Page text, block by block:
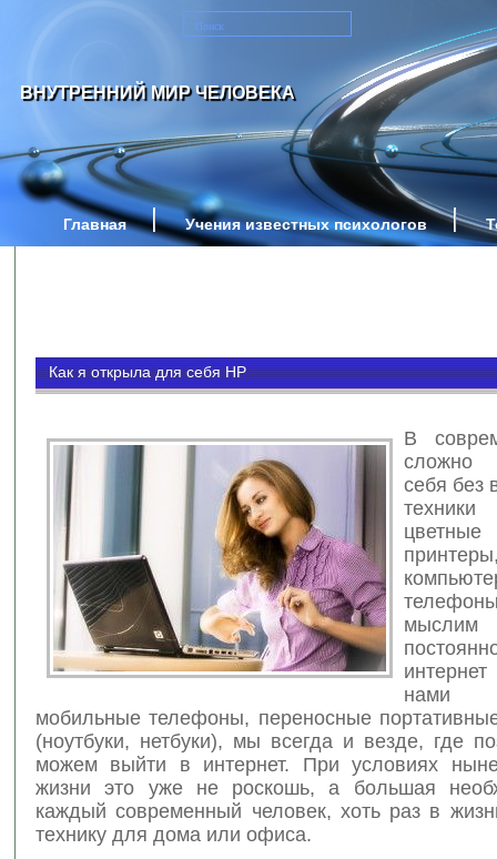
ВНУТРЕННИЙ МИР ЧЕЛОВЕКА
Главная Учения известных психологов
Как я открыла для себя HP
В
сложно
себя без
нами
мобильные телефоны, переносные
(ноутбуки, нетбуки), мы всегда и везде, где
можем выйти в интернет. При условиях
жизни это уже не роскошь, а большая
каждый современный человек, хоть раз в
технику для дома или офиса.